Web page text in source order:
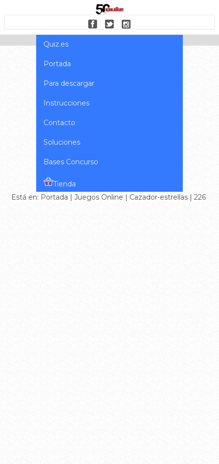
Quiz.es
Portada
Para descargar
Instrucciones
Contacto
Soluciones
Bases Concurso
Tienda
Está en: Portada | Juegos Online | Cazador-estrellas| 226